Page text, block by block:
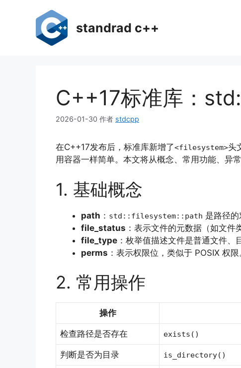
standrad c++
C++17标准库：
2026-01-30 作者 stdcpp
在C++17发布后，标准库新增了<filesystem>头
用容器一样简单。本文将从概念、常用功能、异
1. 基础概念
path ： std::filesystem::path 是路径
file_status ：表示文件的元数据（如文件
file_type ：枚举值描述文件是普通文件、
perms ：表示权限位，类似于 POSIX 权限
2. 常用操作
操作
检查路径是否存在 exists()
判断是否为目录 is_directory()